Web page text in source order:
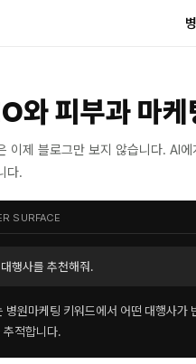
와 피부과 마
이제 블로그만 보지 않습니다. AI
다.
SURFACE
행사를 추천해줘.
원마케팅 키워드에서 어떤 대행사가
추적합니다.